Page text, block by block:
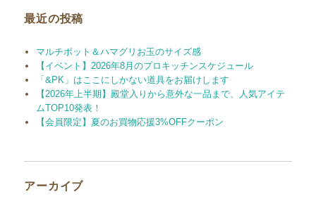
最近の投稿
マルチポット＆ハマグリお玉のサイズ感
【イベント】2026年8月のプロキッチンスケジュール
「&PK」はここにしかない道具をお届けします
【2026年上半期】殿堂入りから意外な一品まで、人気アイテ
ムTOP10発表！
【会員限定】夏のお買物応援3%OFFクーポン
アーカイブ